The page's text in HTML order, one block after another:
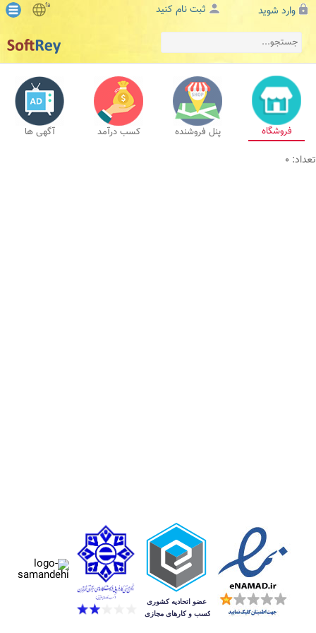
وارد شوید ثبت نام کنید fa
فروشگاه پنل فروشنده کسب درآمد آگهی ها
تعداد: 0